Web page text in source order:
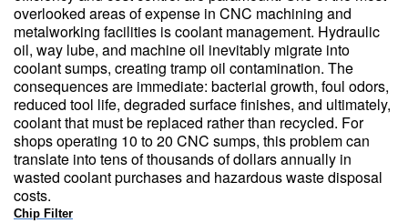
overlooked areas of expense in CNC machining and
metalworking facilities is coolant management. Hydraulic
oil, way lube, and machine oil inevitably migrate into
coolant sumps, creating tramp oil contamination. The
consequences are immediate: bacterial growth, foul odors,
reduced tool life, degraded surface finishes, and ultimately,
coolant that must be replaced rather than recycled. For
shops operating 10 to 20 CNC sumps, this problem can
translate into tens of thousands of dollars annually in
wasted coolant purchases and hazardous waste disposal
costs.
Chip Filter